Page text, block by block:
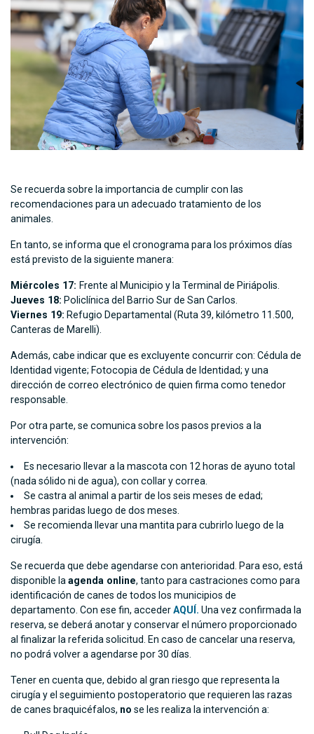
Se recuerda sobre la importancia de cumplir con las
recomendaciones para un adecuado tratamiento de los
animales.
En tanto, se informa que el cronograma para los próximos días
está previsto de la siguiente manera:
Miércoles 17: Frente al Municipio y la Terminal de Piriápolis.
Jueves 18: Policlínica del Barrio Sur de San Carlos.
Viernes 19: Refugio Departamental (Ruta 39, kilómetro 11.500,
Canteras de Marelli).
Además, cabe indicar que es excluyente concurrir con: Cédula de
Identidad vigente; Fotocopia de Cédula de Identidad; y una
dirección de correo electrónico de quien firma como tenedor
responsable.
Por otra parte, se comunica sobre los pasos previos a la
intervención:
Es necesario llevar a la mascota con 12 horas de ayuno total
(nada sólido ni de agua), con collar y correa.
Se castra al animal a partir de los seis meses de edad;
hembras paridas luego de dos meses.
Se recomienda llevar una mantita para cubrirlo luego de la
cirugía.
Se recuerda que debe agendarse con anterioridad. Para eso, está
disponible la agenda online, tanto para castraciones como para
identificación de canes de todos los municipios de
departamento. Con ese fin, accederAQUÍ. Una vez confirmada la
reserva, se deberá anotar y conservar el número proporcionado
al finalizar la referida solicitud. En caso de cancelar una reserva,
no podrá volver a agendarse por 30 días.
Tener en cuenta que, debido al gran riesgo que representa la
cirugía y el seguimiento postoperatorio que requieren las razas
de canes braquicéfalos, no se les realiza la intervención a: